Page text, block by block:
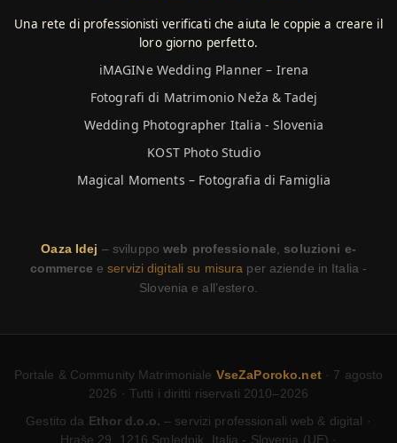
Una rete di professionisti verificati che aiuta le coppie a creare il
loro giorno perfetto.
iMAGINe Wedding Planner – Irena
Fotografi di Matrimonio Neža & Tadej
Wedding Photographer Italia - Slovenia
KOST Photo Studio
Magical Moments – Fotografia di Famiglia
Oaza Idej – sviluppoweb professionale, soluzioni e-
commerce eservizi digitali su misura per aziende in Italia -
Slovenia e all’estero.
Portale & Community Matrimoniale VseZaPoroko.net · 7 agosto
2026 · Tutti i diritti riservati 2010–2026
Gestito da Ethor d.o.o. – servizi professionali web & digital ·
Hraše 29, 1216 Smlednik, Italia - Slovenia (UE) ·